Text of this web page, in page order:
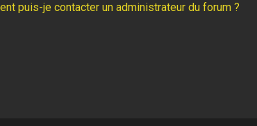
puis-je contacter un administrateur du forum ?